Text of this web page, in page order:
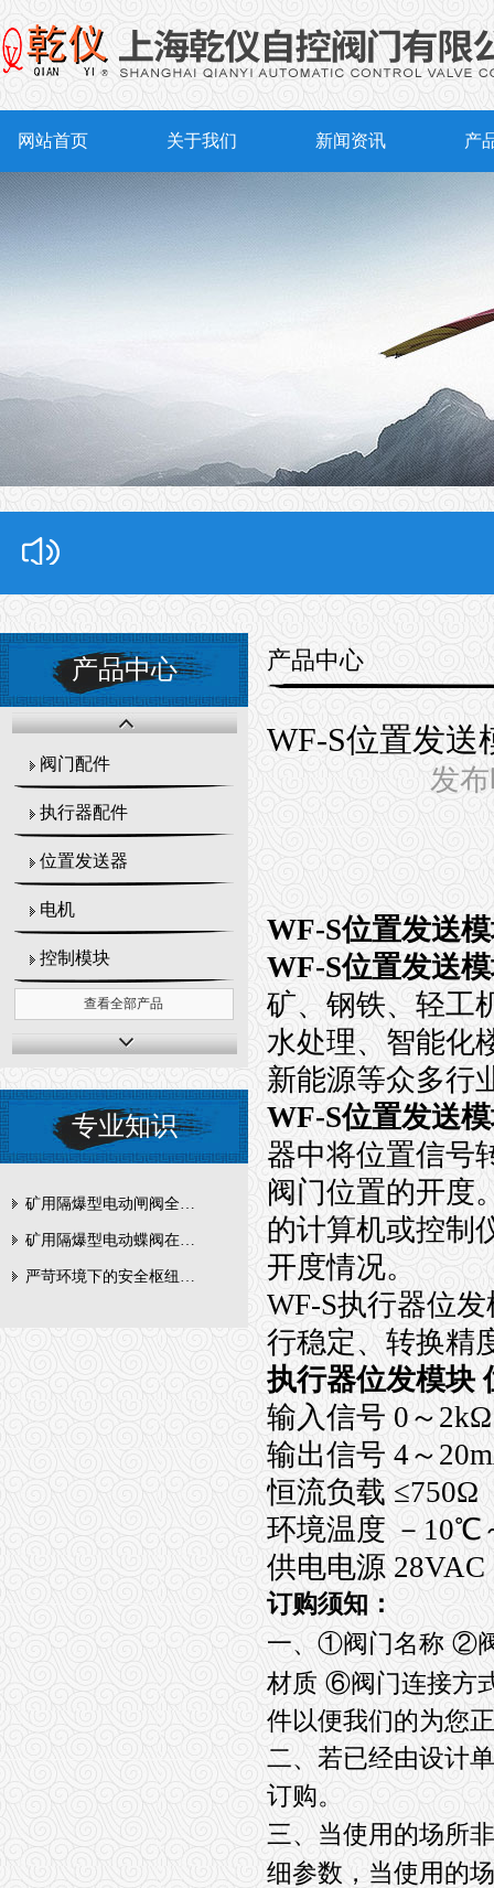
网站首页 关于我们 新闻资讯 产
产品中心
阀门配件
执行器配件
位置发送器
电机
控制模块
查看全部产品
专业知识
矿用隔爆型电动闸阀全周期维护与故障排查要点
矿用隔爆型电动蝶阀在瓦斯管道控制中的防爆设计与安全标准解析
严苛环境下的安全枢纽：矿用隔爆型电动闸阀的技术剖析
产品中心
WF-S位置发送
发
WF-S位置发送
WF-S位置发送
矿、钢铁、轻工
水处理、智能化
新能源等众多行
WF-S位置发送
器中将位置信号
阀门位置的开度
的计算机或控制
开度情况。
WF-S执行器位
行稳定、转换精
执行器位发模块
输入信号 0～
输出信号 4～
恒流负载 ≤750Ω
环境温度 －10℃
供电电源 28VAC
订购须知：
一、①阀门名称 ②
材质 ⑥阀门连接方
件以便我们的为您
二、若已经由设计
订购。
三、当使用的场所
细参数，当使用的